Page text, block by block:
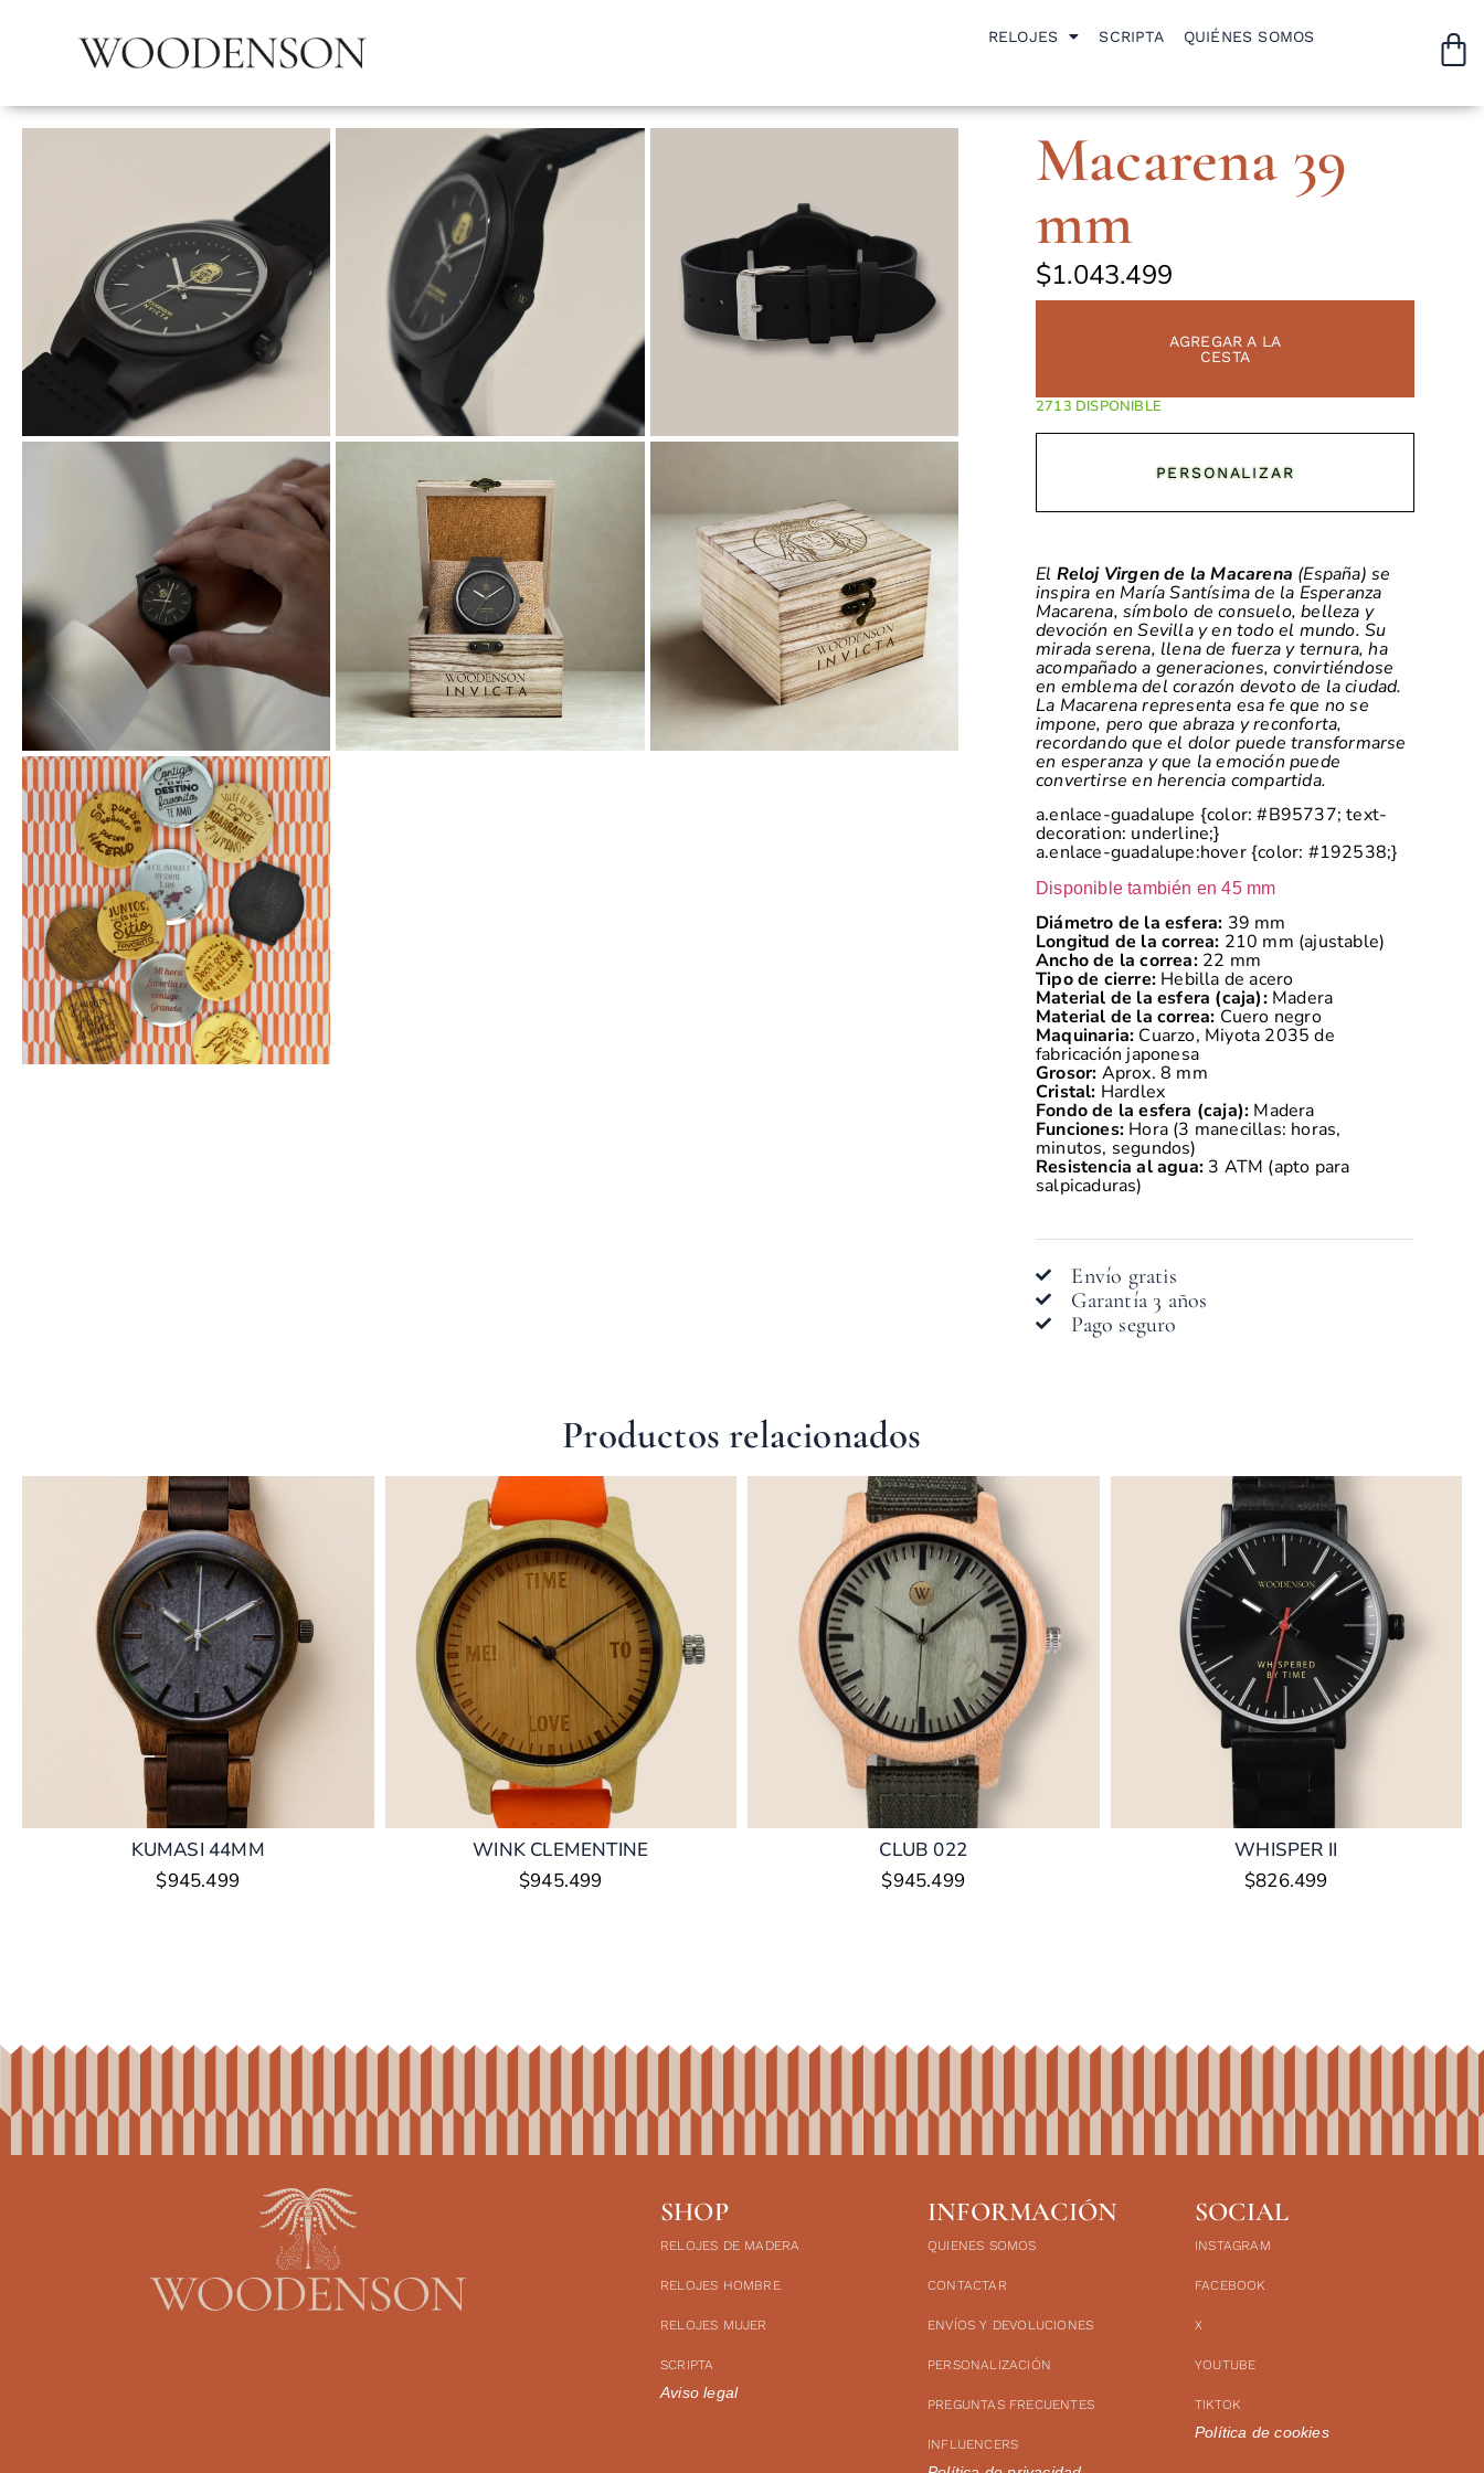
RELOJES SCRIPTA QUIÉNES SOMOS
Macarena 39
mm
$1.043.499
AGREGAR A LA
CESTA
DISPONIBLE
PERSONALIZAR
El Reloj Virgen de la Macarena (España) se
inspira en María Santísima de la Esperanza
Macarena, símbolo de consuelo, belleza y
devoción en Sevilla y en todo el mundo. Su
mirada serena, llena de fuerza y ternura, ha
acompañado a generaciones, convirtiéndose
en emblema del corazón devoto de la ciudad.
La Macarena representa esa fe que no se
impone, pero que abraza y reconforta,
recordando que el dolor puede transformarse
en esperanza y que la emoción puede
convertirse en herencia compartida.
a.enlace-guadalupe {color: #B95737; text-
decoration: underline;}
a.enlace-guadalupe:hover {color: #192538;}
Disponible también en 45 mm
Diámetro de la esfera: 39 mm
Longitud de la correa: 210 mm (ajustable)
Ancho de la correa:22 mm
Tipo de cierre:Hebilla de acero
Material de la esfera (caja):Madera
Material de la correa: Cuero negro
Maquinaria: Cuarzo, Miyota 2035 de
fabricación japonesa
Grosor: Aprox. 8 mm
Cristal: Hardlex
Fondo de la esfera (caja): Madera
Funciones:Hora (3 manecillas: horas,
minutos, segundos)
Resistencia al agua:3 ATM (apto para
salpicaduras)
Envío gratis
Garantía 3 años
Pago seguro
Productos relacionados
KUMASI 44MM
$945.499
WINK CLEMENTINE
$945.499
CLUB 022
$945.499
WHISPER II
$826.499
SHOP
RELOJES DE MADERA
RELOJES HOMBRE
RELOJES MUJER
SCRIPTA
Aviso legal
INFORMACIÓN
QUIENES SOMOS
CONTACTAR
ENVÍOS Y DEVOLUCIONES
PERSONALIZACIÓN
PREGUNTAS FRECUENTES
INFLUENCERS
SOCIAL
INSTAGRAM
FACEBOOK
X
YOUTUBE
TIKTOK
Política de cookies